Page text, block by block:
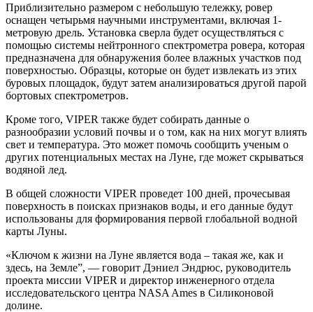
Приблизительно размером с небольшую тележку, ровер
оснащен четырьмя научными инструментами, включая 1-
метровую дрель. Установка сверла будет осуществляться с
помощью системы нейтронного спектрометра ровера, которая
предназначена для обнаружения более влажных участков под
поверхностью. Образцы, которые он будет извлекать из этих
буровых площадок, будут затем анализироваться другой парой
бортовых спектрометров.
Кроме того, VIPER также будет собирать данные о
разнообразии условий почвы и о том, как на них могут влиять
свет и температура. Это может помочь сообщить ученым о
других потенциальных местах на Луне, где может скрываться
водяной лед.
В общей сложности VIPER проведет 100 дней, прочесывая
поверхность в поисках признаков воды, и его данные будут
использованы для формирования первой глобальной водной
карты Луны.
«Ключом к жизни на Луне является вода – такая же, как и
здесь, на Земле”, — говорит Дэниел Эндрюс, руководитель
проекта миссии VIPER и директор инженерного отдела
исследовательского центра NASA Ames в Силиконовой
долине.